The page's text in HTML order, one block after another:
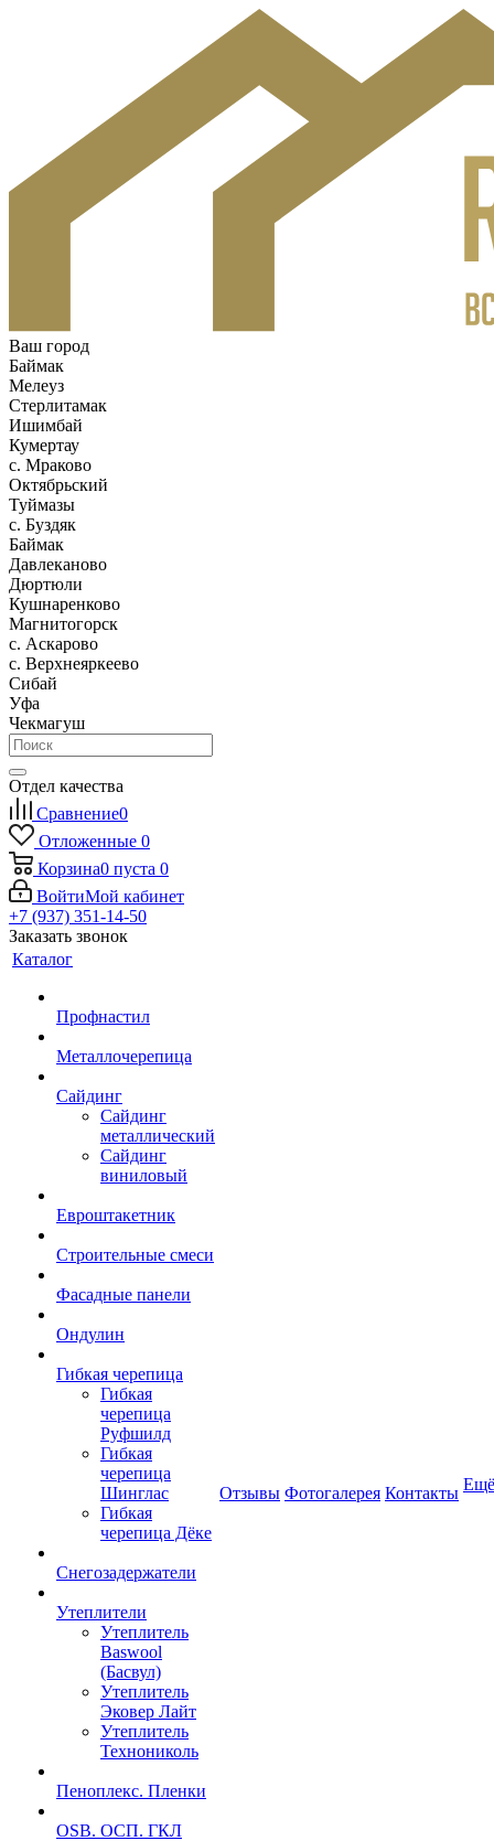
Ваш город
Баймак
Мелеуз
Стерлитамак
Ишимбай
Кумертау
c. Мраково
Октябрьский
Туймазы
c. Буздяк
Баймак
Давлеканово
Дюртюли
Кушнаренково
Магнитогорск
с. Аскарово
с. Верхнеяркеево
Сибай
Уфа
Чекмагуш
Отдел качества
Сравнение0
Отложенные 0
Корзина0 пуста 0
ВойтиМой кабинет
+7 (937) 351-14-50
Заказать звонок
Каталог
Профнастил
Металлочерепица
Сайдинг
Сайдинг
металлический
Сайдинг
виниловый
Евроштакетник
Строительные смеси
Фасадные панели
Ондулин
Гибкая черепица
Гибкая
черепица
Руфшилд
Гибкая
черепица
Шинглас
Гибкая
черепица Дёке
Снегозадержатели
Утеплители
Утеплитель
Baswool
(Басвул)
Утеплитель
Эковер Лайт
Утеплитель
Технониколь
Пеноплекс. Пленки
OSB. ОСП. ГКЛ
Отзывы Фотогалерея Контакты Ещё